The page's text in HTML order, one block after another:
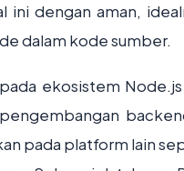
ini dengan aman,
dalam kode sumber.
ekosistem
pada platform lain